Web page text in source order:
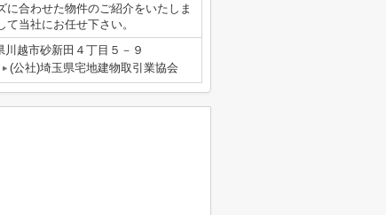
合わせた物件のご紹介をいたしま
当社にお任せ下さい。
川越市砂新田４丁目５－９
(公社)埼玉県宅地建物取引業協会